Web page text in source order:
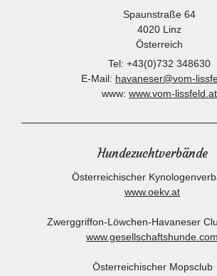
Hundezuchtverbände
Österreichischer
www.oekv.at
Zwerggriffon-Löwchen-Havaneser
www.gesellschaftshunde.com
Österreichischer Mopsclub
Spaunstraße 64
4020 Linz
Österreich
Tel: +43(0)732 348630
E-Mail: havaneser@vom-
www: www.vom-lissfeld.at